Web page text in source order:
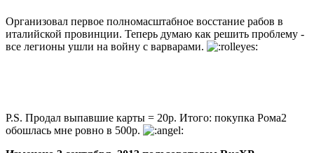
Организовал первое полномасштабное восстание рабов в
италийской провинции. Теперь думаю как решить проблему -
все легионы ушли на войну с варварами.
P.S. Продал выпавшие карты = 20р. Итого: покупка Рома2
обошлась мне ровно в 500р.